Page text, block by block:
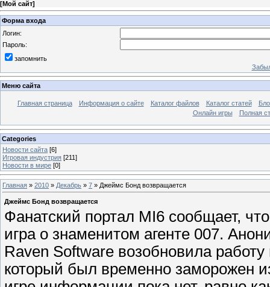
[Мой сайт]
Форма входа
Логин:
Пароль:
запомнить
Меню сайта
Главная страница Информация о сайте Каталог файлов Каталог статей
Онлайн игры
Полная
Categories
Новости сайта [6]
Игровая индустрия [211]
Новости в мире [0]
Главная » 2010 » Декабрь » 7 » Джеймс Бонд возвращается
Джеймс Бонд возвращается
Фанатский портал MI6 сообщает,
игра о знаменитом агенте 007.
Raven Software возобновила
который был временно заморожен